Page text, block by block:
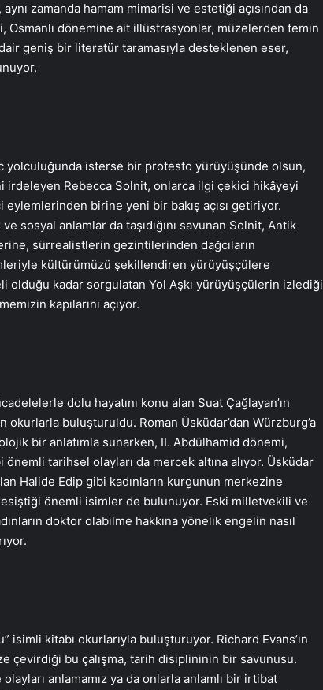
zamanda hamam mimarisi ve estetiği açısından da
dönemine ait illüstrasyonlar, müzelerden temin
geniş bir literatür taramasıyla desteklenen eser,
isterse bir protesto yürüyüşünde olsun,
Rebecca Solnit, onlarca ilgi çekici hikâyeyi
birine yeni bir bakış açısı getiriyor.
sosyal anlamlar da taşıdığını savunan Solnit, Antik
sürrealistlerin gezintilerinden dağcıların
kültürümüzü şekillendiren yürüyüşçülere
olduğu kadar sorgulatan Yol Aşkı yürüyüşçülerin izlediği
kapılarını açıyor.
dolu hayatını konu alan Suat Çağlayan’ın
okurlarla buluşturuldu. Roman Üsküdar’dan Würzburg’a
bir anlatımla sunarken, II. Abdülhamid dönemi,
tarihsel olayları da mercek altına alıyor. Üsküdar
Halide Edip gibi kadınların kurgunun merkezine
önemli isimler de bulunuyor. Eski milletvekili ve
doktor olabilme hakkına yönelik engelin nasıl
isimli kitabı okurlarıyla buluşturuyor. Richard Evans’ın
çevirdiği bu çalışma, tarih disiplininin bir savunusu.
anlamamız ya da onlarla anlamlı bir irtibat